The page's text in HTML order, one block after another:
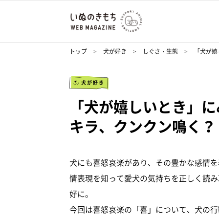
トップ 犬が好き しぐさ・生態 「犬が
犬が好き
「犬が嬉しいとき」
キラ、クンクン鳴く？
犬にも喜怒哀楽があり、その豊かな感情
情表現を知って愛犬の気持ちを正しく読
好に。
今回は喜怒哀楽の「喜」について、犬の